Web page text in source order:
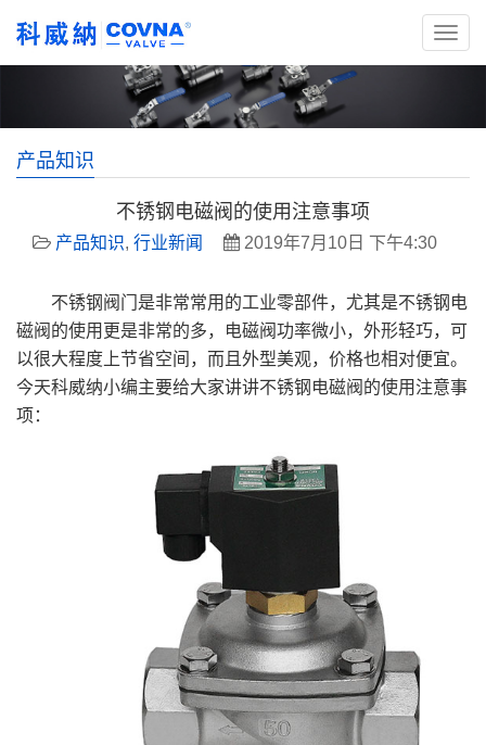
产品知识
不锈钢电磁阀的使用注意事项
产品知识, 行业新闻 2019年7月10日 下午4:30
不锈钢阀门是非常常用的工业零部件，尤其是不锈钢电
磁阀的使用更是非常的多，电磁阀功率微小，外形轻巧，可
以很大程度上节省空间，而且外型美观，价格也相对便宜。
今天科威纳小编主要给大家讲讲不锈钢电磁阀的使用注意事
项：